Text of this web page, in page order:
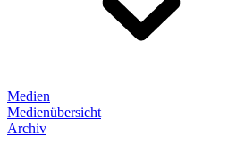
Medien
Medienübersicht
Archiv